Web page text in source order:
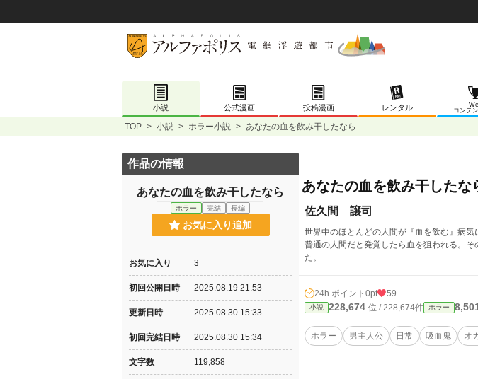
小説 公式漫画 投稿漫画 レンタル
コンテ
TOP > 小説 > ホラー小説 > あなたの血を飲み干したなら
あなたの血を飲み干したな
佐久間 譲司
世界中のほとんどの人間が『血を飲む』病
普通の人間だと発覚したら血を狙われる。
た。
24h.ポイント 0pt 59
小説 228,674 位 / 228,674件 ホラー
ホラー 男主人公 日常 吸血鬼 オ
作品の情報
あなたの血を飲み干したなら
ホラー 完結 長編
お気に入り追加
お気に入り 3
初回公開日時 2025.08.19 21:53
更新日時 2025.08.30 15:33
初回完結日時 2025.08.30 15:34
文字数 119,858